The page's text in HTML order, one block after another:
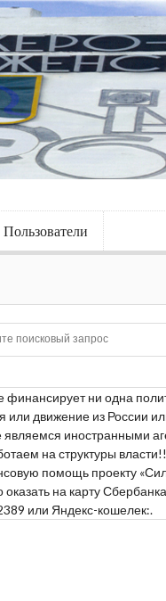
Пользователи
финансирует ни одна
или движение из России
иностранными
на структуры
помощь проекту
оказать на карту
или Яндекс-кошелек:.